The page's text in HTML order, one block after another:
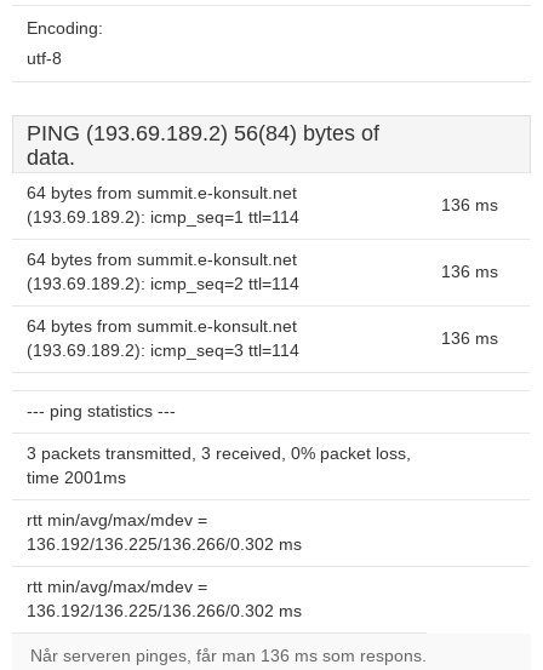
Encoding:
utf-8
PING (193.69.189.2) 56(84) bytes of
data.
64 bytes from summit.e-konsult.net
(193.69.189.2): icmp_seq=1 ttl=114
136 ms
64 bytes from summit.e-konsult.net
(193.69.189.2): icmp_seq=2 ttl=114
136 ms
64 bytes from summit.e-konsult.net
(193.69.189.2): icmp_seq=3 ttl=114
136 ms
--- ping statistics ---
3 packets transmitted, 3 received, 0% packet loss,
time 2001ms
rtt min/avg/max/mdev =
136.192/136.225/136.266/0.302 ms
rtt min/avg/max/mdev =
136.192/136.225/136.266/0.302 ms
Når serveren pinges, får man 136 ms som respons.